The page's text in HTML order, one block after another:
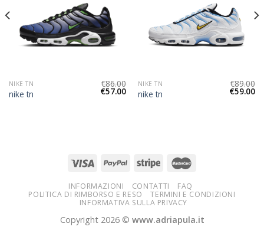
NIKE TN
nike tn
€86.00
€57.00
NIKE TN
nike tn
€89.00
€59.00
INFORMAZIONI CONTATTI
FAQ
POLITICA DI RIMBORSO E RESO
TERMINI E CONDIZIONI
INFORMATIVA SULLA PRIVACY
Copyright 2026 © www.adriapula.it